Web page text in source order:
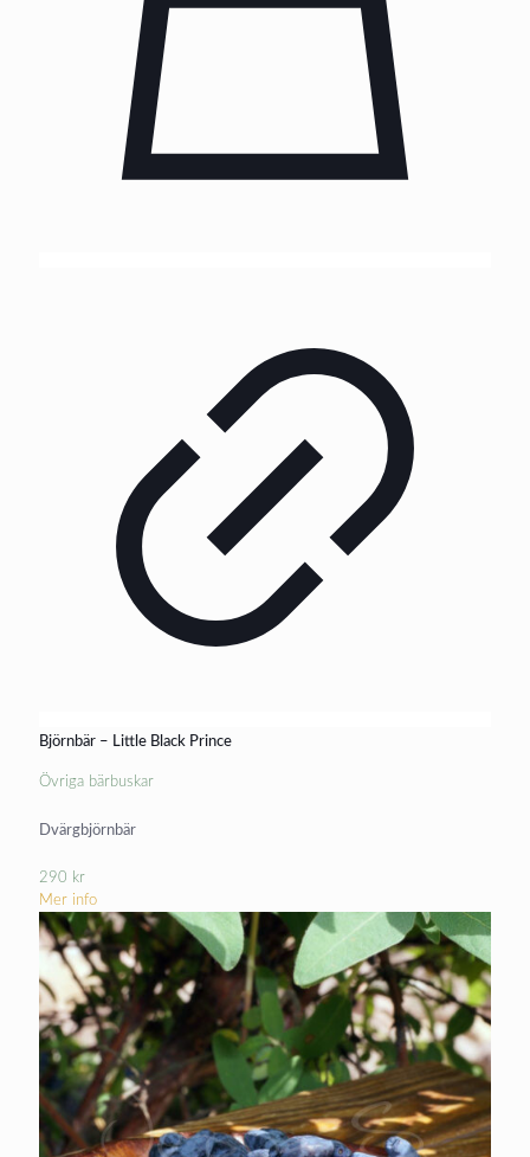
Björnbär – Little Black Prince
Övriga bärbuskar
Dvärgbjörnbär
290 kr
Mer info